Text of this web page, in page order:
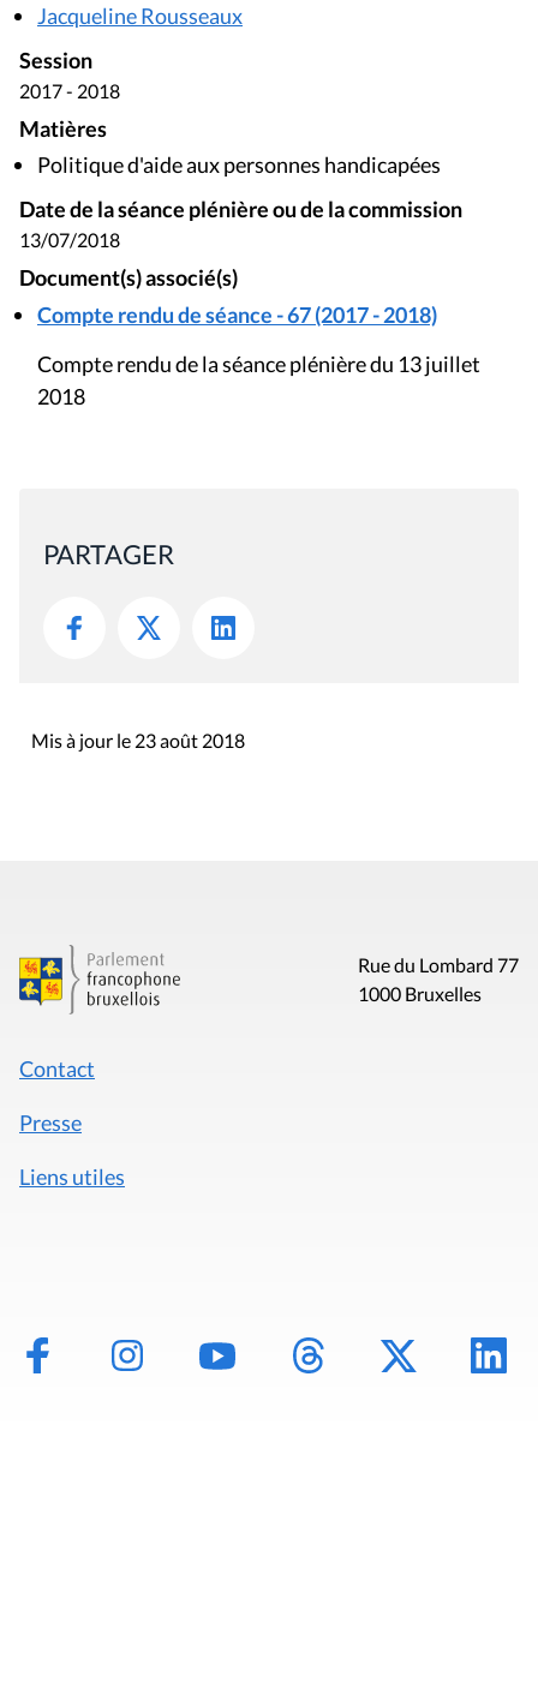
Jacqueline Rousseaux
Session
2017 - 2018
Matières
Politique d'aide aux personnes handicapées
Date de la séance plénière ou de la commission
13/07/2018
Document(s) associé(s)
Compte rendu de séance - 67 (2017 - 2018)
Compte rendu de la séance plénière du 13 juillet
2018
PARTAGER
Mis à jour le 23 août 2018
Rue du Lombard 77
1000 Bruxelles
Contact
Presse
Liens utiles